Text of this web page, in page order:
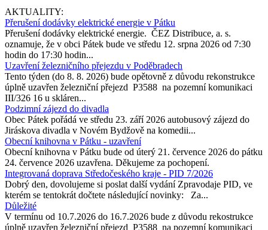
AKTUALITY:
Přerušení dodávky elektrické energie v Pátku
Přerušení dodávky elektrické energie. ČEZ Distribuce, a. s.
oznamuje, že v obci Pátek bude ve středu 12. srpna 2026 od 7:30
hodin do 17:30 hodin...
Uzavření železničního přejezdu v Poděbradech
Tento týden (do 8. 8. 2026) bude opětovně z důvodu rekonstrukce
úplně uzavřen železniční přejezd P3588 na pozemní komunikaci
III/326 16 u skláren...
Podzimní zájezd do divadla
Obec Pátek pořádá ve středu 23. září 2026 autobusový zájezd do
Jiráskova divadla v Novém Bydžově na komedii...
Obecní knihovna v Pátku - uzavření
Obecní knihovna v Pátku bude od úterý 21. července 2026 do pátku
24. července 2026 uzavřena. Děkujeme za pochopení.
Integrovaná doprava Středočeského kraje - PID 7/2026
Dobrý den, dovolujeme si poslat další vydání Zpravodaje PID, ve
kterém se tentokrát dočtete následující novinky: Za...
Důležité
V termínu od 10.7.2026 do 16.7.2026 bude z důvodu rekostrukce
úplně uzavřen železniční přejezd P3588 na pozemní komunikaci